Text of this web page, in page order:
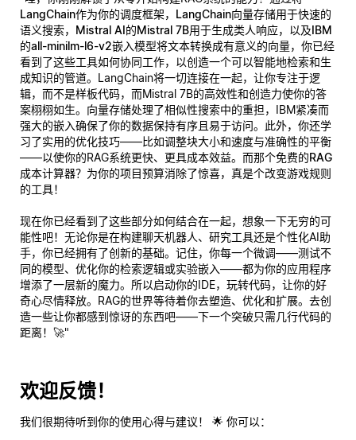
LangChain作为你的调度框架， LangChain向量存储用于快速的
语义搜索， Mistral AI的Mistral 7B用于生成类人响应，以及IBM
的all-minilm-l6-v2嵌入模型将文本转换成有意义的向量，你已经
看到了这些工具如何协同工作，以创造一个可以智能地检索和生
成知识的管道。LangChain将一切连接在一起，让你专注于逻
辑，而不是样板代码，而Mistral 7B的高效性和创造力使你的答
案栩栩如生。向量存储处理了相似性搜索中的重担，IBM紧凑而
强大的嵌入确保了你的数据保持有序且易于访问。此外，你还学
习了实用的优化技巧——比如调整块大小和速度与准确性的平衡
——以使你的RAG系统更快、更具成本效益。而那个免费的RAG
成本计算器？为你的项目预算消除了惊喜，真是个改变游戏规则
的工具！
现在你已经看到了这些部分如何结合在一起，想象一下无穷的可
能性吧！无论你是在构建聊天机器人、研究工具还是个性化AI助
手，你已经拥有了创新的基础。记住，你每一个微调——测试不
同的模型、优化你的检索逻辑或实验嵌入——都为你的应用程序
增添了一层新的魔力。所以启动你的IDE，玩转代码，让你的好
奇心尽情释放。RAG的世界等待着你去塑造、优化和扩展。去创
造一些让你都感到惊讶的东西吧——下一个突破只需几行代码的
距离！🚀"
欢迎反馈！
我们很期待听到你的使用心得与建议！ 🌟 你可以：